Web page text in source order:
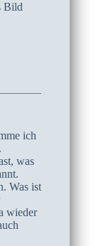
Bild
ich
was
Was ist
wieder